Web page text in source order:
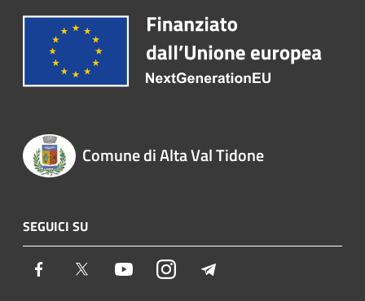
Comune di Alta Val Tidone
SEGUICI SU
Facebook Twitter YoutubeInstagram